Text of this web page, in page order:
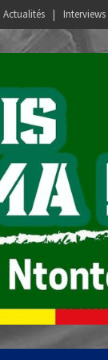
Actualités Interviews